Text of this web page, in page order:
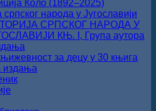
Коло (1892‒2025)
српског народа у Југославији
СРПСКОГ НАРОДА У
КЊ. I, Група аутора
за децу у 30 књига
издања